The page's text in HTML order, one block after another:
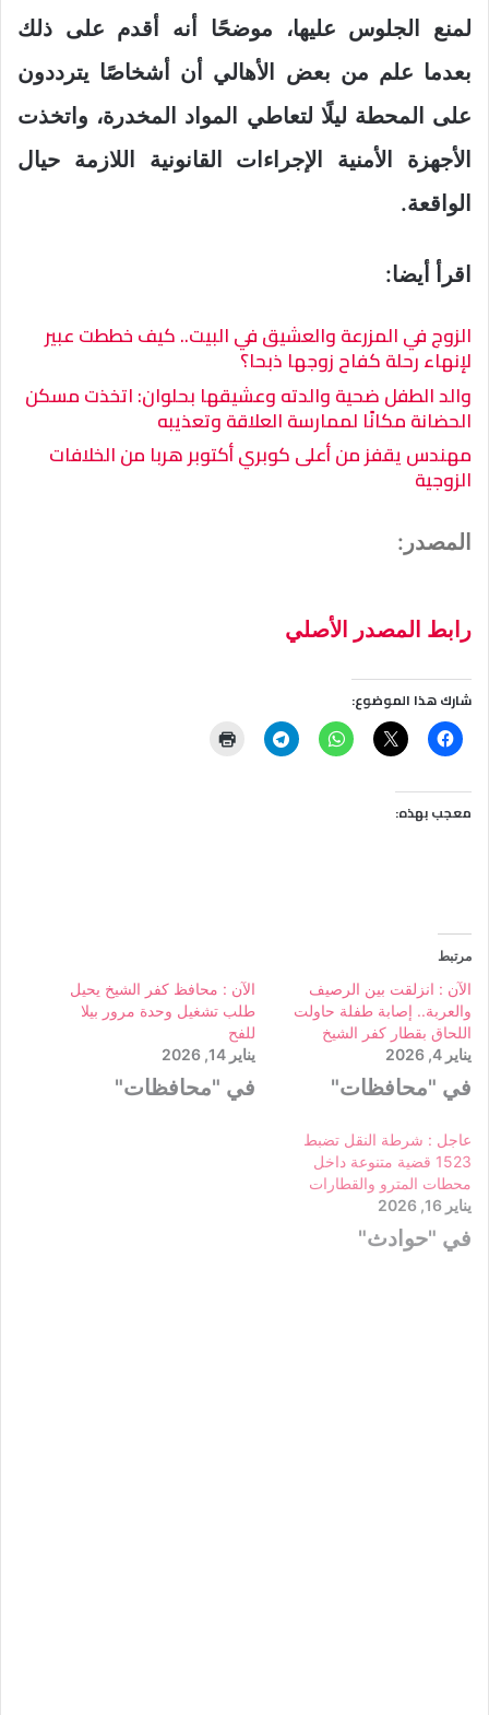
لمنع الجلوس عليها، موضحًا أنه أقدم على ذلك
بعدما علم من بعض الأهالي أن أشخاصًا يترددون
على المحطة ليلًا لتعاطي المواد المخدرة، واتخذت
الأجهزة الأمنية الإجراءات القانونية اللازمة حيال
الواقعة.
اقرأ أيضا:
الزوج في المزرعة والعشيق في البيت.. كيف خططت عبير
لإنهاء رحلة كفاح زوجها ذبحا؟
والد الطفل ضحية والدته وعشيقها بحلوان: اتخذت مسكن
الحضانة مكانًا لممارسة العلاقة وتعذيبه
مهندس يقفز من أعلى كوبري أكتوبر هربا من الخلافات
الزوجية
المصدر:
رابط المصدر الأصلي
شارك هذا الموضوع:
معجب بهذه:
مرتبط
الآن : انزلقت بين الرصيف
والعربة.. إصابة طفلة حاولت
اللحاق بقطار كفر الشيخ
يناير 4, 2026
في "محافظات"
الآن : محافظ كفر الشيخ يحيل
طلب تشغيل وحدة مرور بيلا
للفح
يناير 14, 2026
في "محافظات"
عاجل : شرطة النقل تضبط
1523 قضية متنوعة داخل
محطات المترو والقطارات
يناير 16, 2026
في "حوادث"